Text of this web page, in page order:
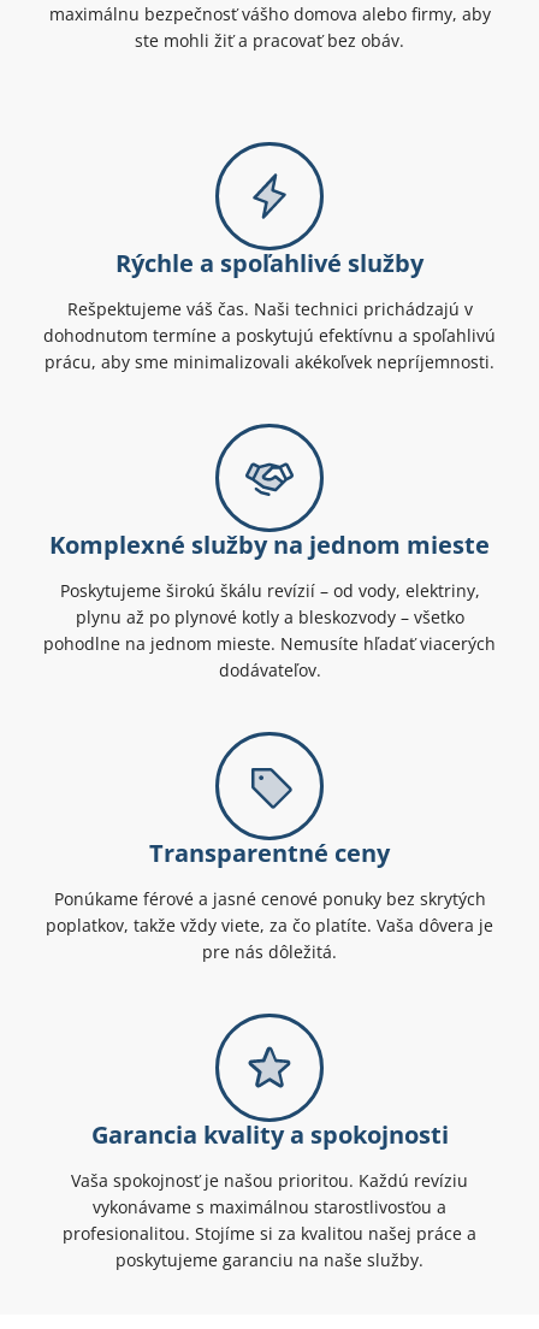
maximálnu bezpečnosť vášho domova alebo firmy, aby
ste mohli žiť a pracovať bez obáv.
Rýchle a spoľahlivé služby
Rešpektujeme váš čas. Naši technici prichádzajú v
dohodnutom termíne a poskytujú efektívnu a spoľahlivú
prácu, aby sme minimalizovali akékoľvek nepríjemnosti.
Komplexné služby na jednom mieste
Poskytujeme širokú škálu revízií – od vody, elektriny,
plynu až po plynové kotly a bleskozvody – všetko
pohodlne na jednom mieste. Nemusíte hľadať viacerých
dodávateľov.
Transparentné ceny
Ponúkame férové a jasné cenové ponuky bez skrytých
poplatkov, takže vždy viete, za čo platíte. Vaša dôvera je
pre nás dôležitá.
Garancia kvality a spokojnosti
Vaša spokojnosť je našou prioritou. Každú revíziu
vykonávame s maximálnou starostlivosťou a
profesionalitou. Stojíme si za kvalitou našej práce a
poskytujeme garanciu na naše služby.